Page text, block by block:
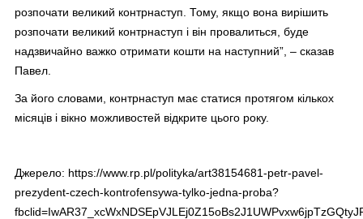
розпочати великий контрнаступ. Тому, якщо вона вирішить
розпочати великий контрнаступ і він провалиться, буде
надзвичайно важко отримати кошти на наступний”, – сказав
Павел.
За його словами, контрнаступ має статися протягом кількох
місяців і вікно можливостей відкрите цього року.
Джерело: https://www.rp.pl/polityka/art38154681-petr-pavel-
prezydent-czech-kontrofensywa-tylko-jedna-proba?